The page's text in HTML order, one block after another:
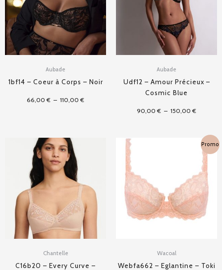
Aubade
1bf14 – Coeur à Corps – Noir
66,00€ – 110,00€
Aubade
Udf12 – Amour Précieux –
Cosmic Blue
90,00€ – 150,00€
Chantelle
C16b20 – Every Curve –
Promo
Wacoal
Webfa662 – Eglantine – Toki
Plage
de
prix :
35,00 €
70,00 €